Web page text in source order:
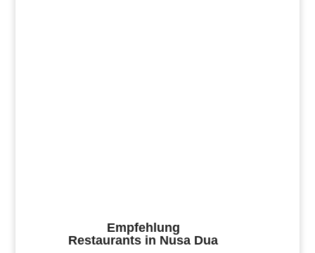
Empfehlung
Restaurants in Nusa Dua